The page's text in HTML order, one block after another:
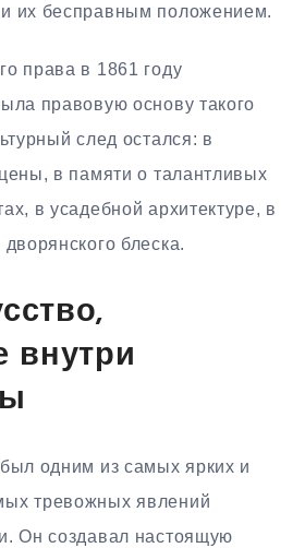
их бесправным положением.
права в 1861 году
правовую основу такого
след остался: в
в памяти о талантливых
в усадебной архитектуре, в
блеска.
внутри
одним из самых ярких и
тревожных явлений
Он создавал настоящую